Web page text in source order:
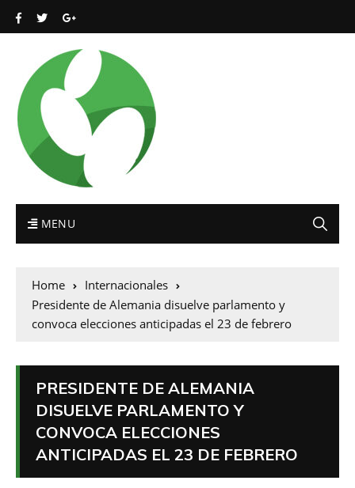
MENU
Home
Internacionales
Presidente de Alemania disuelve parlamento y
convoca elecciones anticipadas el 23 de febrero
PRESIDENTE DE ALEMANIA
DISUELVE PARLAMENTO Y
CONVOCA ELECCIONES
ANTICIPADAS EL 23 DE FEBRERO